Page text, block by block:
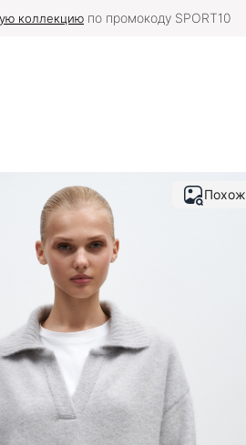
оформитьна международной версии